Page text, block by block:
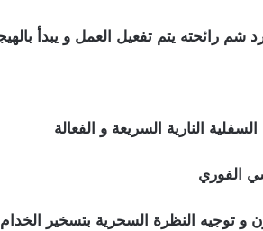
رائحته يتم تفعيل العمل و يبدأ
النارية السريعة و الفعالة
الفوري